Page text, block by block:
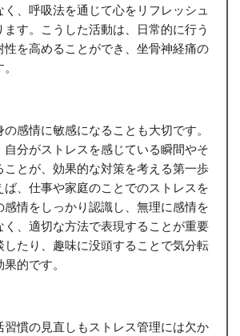
く、呼吸法を通じて心をリフレッシュ
ます。こうした活動は、日常的に行う
性を高めることができ、坐骨神経痛の
感情に敏感になることも大切です。
自分がストレスを感じている瞬間やそ
ことが、効果的な対策を考える第一歩
ば、仕事や家庭のことでのストレスを
感情をしっかり認識し、無理に感情を
く、適切な方法で表現することが重要
したり、趣味に没頭することで気分転
的です。
慣の見直しもストレス管理には欠か